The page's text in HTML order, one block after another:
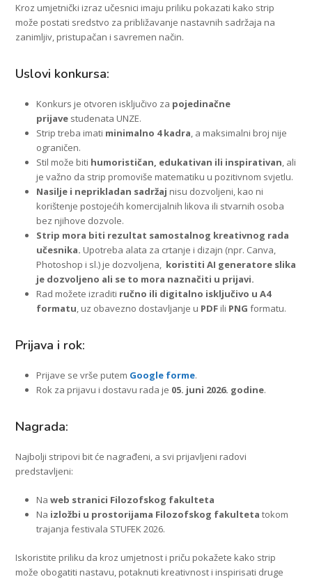
Kroz umjetnički izraz učesnici imaju priliku pokazati kako strip
može postati sredstvo za približavanje nastavnih sadržaja na
zanimljiv, pristupačan i savremen način.
Uslovi konkursa:
Konkurs je otvoren isključivo za pojedinačne
prijave studenata UNZE.
Strip treba imati minimalno 4 kadra, a maksimalni broj nije
ograničen.
Stil može biti humorističan, edukativan ili inspirativan, ali
je važno da strip promoviše matematiku u pozitivnom svjetlu.
Nasilje i neprikladan sadržaj nisu dozvoljeni, kao ni
korištenje postojećih komercijalnih likova ili stvarnih osoba
bez njihove dozvole.
Strip mora biti rezultat samostalnog kreativnog rada
učesnika. Upotreba alata za crtanje i dizajn (npr. Canva,
Photoshop i sl.) je dozvoljena, koristiti AI generatore slika
je dozvoljeno ali se to mora naznačiti u prijavi.
Rad možete izraditi ručno ili digitalno isključivo u A4
formatu, uz obavezno dostavljanje u PDF ili PNG formatu.
Prijava i rok:
Prijave se vrše putem Google forme.
Rok za prijavu i dostavu rada je 05. juni 2026. godine.
Nagrada:
Najbolji stripovi bit će nagrađeni, a svi prijavljeni radovi
predstavljeni:
Naweb stranici Filozofskog fakulteta
Na izložbi u prostorijama Filozofskog fakultetatokom
trajanja festivala STUFEK 2026.
Iskoristite priliku da kroz umjetnost i priču pokažete kako strip
može obogatiti nastavu, potaknuti kreativnost i inspirisati druge